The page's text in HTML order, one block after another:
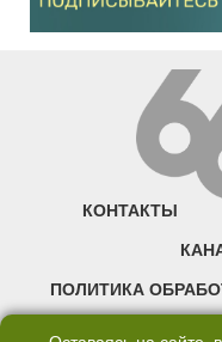
КОНТАКТЫ
ПОЛИТИКА